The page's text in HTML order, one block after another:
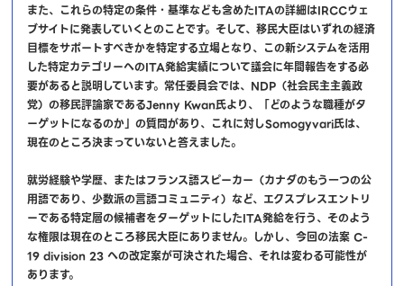
また、これらの特定の条件・基準なども含めたITAの詳細はIRCCウェ
ブサイトに発表していくとのことです。そして、移民大臣はいずれの経済
目標をサポートすべきかを特定する立場となり、この新システムを活用
した特定カテゴリーへのITA発給実績について議会に年間報告をする必
要があると説明しています。常任委員会では、NDP（社会民主主義政
党）の移民評論家であるJenny Kwan氏より、「どのような職種がタ
ーゲットになるのか」の質問があり、これに対しSomogyvari氏は、
現在のところ決まっていないと答えました。
就労経験や学歴、またはフランス語スピーカー（カナダのもう一つの公
用語であり、少数派の言語コミュニティ）など、エクスプレスエントリ
ーである特定層の候補者をターゲットにしたITA発給を行う、そのよう
な権限は現在のところ移民大臣にありません。しかし、今回の法案 C-
19 division 23 への改定案が可決された場合、それは変わる可能性が
あります。